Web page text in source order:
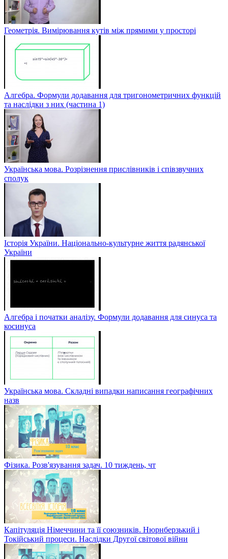
Геометрія. Вимірювання кутів між прямими у просторі
Алгебра. Формули додавання для тригонометричних функцій
та наслідки з них (частина 1)
Українська мова. Розрізнення прислівників і співзвучних
сполук
Історія України. Національно-культурне життя радянської
України
Алгебра і початки аналізу. Формули додавання для синуса та
косинуса
Українська мова. Складні випадки написання географічних
назв
Фізика. Розв'язування задач. 10 тиждень, чт
Капітуляція Німеччини та її союзників. Нюрнберзький і
Токійський процеси. Наслідки Другої світової війни